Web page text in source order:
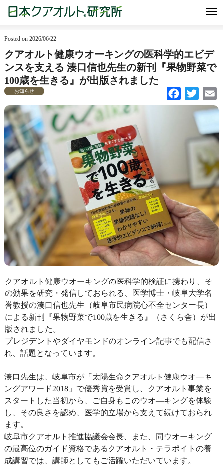
Posted on 2026/06/22
クアオルト健康ウオーキングの医科学的エビデ
ンスを支える 湊口信也先生の新刊『果物野菜で
100歳を生きる』が出版されました
Facebook Twitter
お知らせ
クアオルト健康ウオーキングの医科学的検証に携わり、そ
の効果を研究・発信しておられる、医学博士・岐阜大学名
誉教授の湊口信也先生（岐阜市民病院心不全センター長）
による新刊『果物野菜で100歳を生きる』（さくら舎）が出
版されました。
プレジデントやダイヤモンドのオンライン記事でも配信さ
れ、話題となっています。
湊口先生は、岐阜市が「太陽生命クアオルト健康ウオ―キ
ングアワード2018」で優秀賞を受賞し、クアオルト事業を
スタートした当初から、ご自身もこのウオ―キングを体験
し、その良さを認め、医学的立場から支えて続けておられ
ます。
岐阜市クアオルト推進協議会会長、また、同ウオーキング
の最高位のガイド資格であるクアオルト・テラポイトの養
成講習では、講師としてもご活躍いただいています。